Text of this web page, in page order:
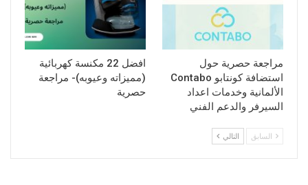
مراجعة حصرية حول
استضافة كونتابو Contabo
الألمانية وخدمات اعداد
السيرفر والدعم الفني
افضل 22 مكنسة كهربائية
(مميزاته وعيوبه)- مراجعة
حصرية
السابق التالي